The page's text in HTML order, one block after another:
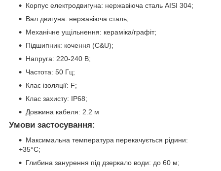
Корпус електродвигуна: нержавіюча сталь AISI 304;
Вал двигуна: нержавіюча сталь;
Механічне ущільнення: кераміка/графіт;
Підшипник: кочення (C&U);
Напруга: 220-240 В;
Частота: 50 Гц;
Клас ізоляції: F;
Клас захисту: IP68;
Довжина кабеля: 2.2 м
Умови застосування:
Максимальна температура перекачується рідини:
+35°С;
Глибина занурення під дзеркало води: до 60 м;